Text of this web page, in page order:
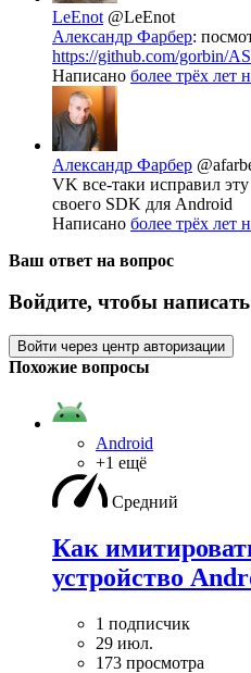
LeEnot @LeEnot
Александр Фарбер:
https://github.com/gorbin/
Написано более трёх лет
Александр Фарбер
VK все-таки исправил
своего SDK для Android
Написано более трёх лет
Ваш ответ на вопрос
Войдите, чтобы написать
Войти через центр авторизации
Похожие вопросы
Android
+1 ещё
Средний
Как
устройство
1 подписчик
29 июл.
173 просмотра